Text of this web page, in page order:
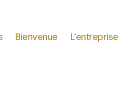
Bienvenue L’entreprise